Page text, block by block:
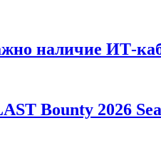
наличие ИТ-
Bounty 2026